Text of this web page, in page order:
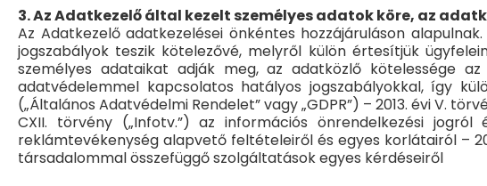
3. Az Adatkezelő által kezelt személyes adatok köre, az
Az Adatkezelő adatkezelései önkéntes hozzájáruláson
jogszabályok teszik kötelezővé, melyről külön értesítjük
személyes adataikat adják meg, az adatközlő kötelessége
adatvédelemmel kapcsolatos hatályos jogszabályokkal, így
(„Általános Adatvédelmi Rendelet” vagy „GDPR”) – 2013. évi V.
CXII. törvény („Infotv.”) az információs önrendelkezési
reklámtevékenység alapvető feltételeiről és egyes korlátairól –
társadalommal összefüggő szolgáltatások egyes kérdéseiről